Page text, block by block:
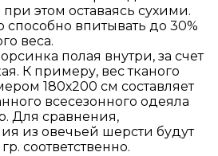
этом оставаясь сухими.
впитывать до 30%
веса.
полая внутри, за счет
К примеру, вес тканого
180х200 см составляет
всесезонного одеяла
Для сравнения,
из овечьей шерсти будут
соответственно.